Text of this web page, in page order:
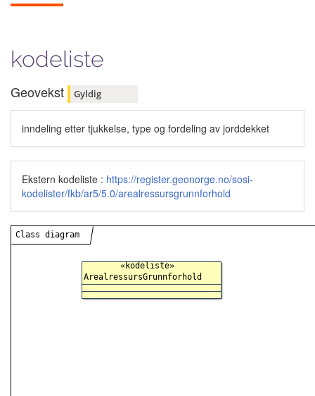
kodeliste
Geovekst Gyldig
inndeling etter tjukkelse, type og fordeling av jorddekket
Ekstern kodeliste : https://register.geonorge.no/sosi-
kodelister/fkb/ar5/5.0/arealressursgrunnforhold